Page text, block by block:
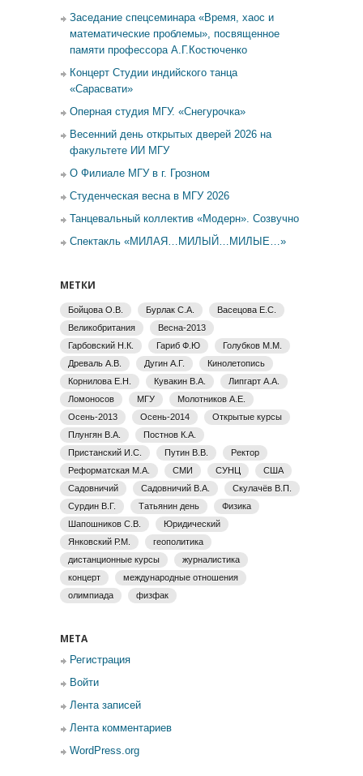
Заседание спецсеминара «Время, хаос и
математические проблемы», посвященное
памяти профессора А.Г.Костюченко
Концерт Студии индийского танца
«Сарасвати»
Оперная студия МГУ. «Снегурочка»
Весенний день открытых дверей 2026 на
факультете ИИ МГУ
О Филиале МГУ в г. Грозном
Студенческая весна в МГУ 2026
Танцевальный коллектив «Модерн». Созвучно
Спектакль «МИЛАЯ…МИЛЫЙ…МИЛЫЕ…»
МЕТКИ
Бойцова О.В. Бурлак С.А.
Васецова Е.С.
Великобритания
Весна-2013
Гарбовский Н.К.
Гариб Ф.Ю
Голубков М.М.
Древаль А.В.
Дугин А.Г.
Кинолетопись
Корнилова Е.Н.
Кувакин В.А.
Липгарт А.А.
Ломоносов
МГУ
Молотников А.Е.
Осень-2013
Осень-2014
Открытые курсы
Плунгян В.А.
Постнов К.А.
Пристанский И.С.
Путин В.В.
Ректор
Реформатская М.А.
СМИ СУНЦ
США
Садовничий
Садовничий В.А.
Скулачёв В.П.
Сурдин В.Г.
Татьянин день
Физика
Шапошников С.В.
Юридический
Янковский Р.М.
геополитика
дистанционные курсы
журналистика
концерт
международные отношения
олимпиада
физфак
МЕТА
Регистрация
Войти
Лента записей
Лента комментариев
WordPress.org